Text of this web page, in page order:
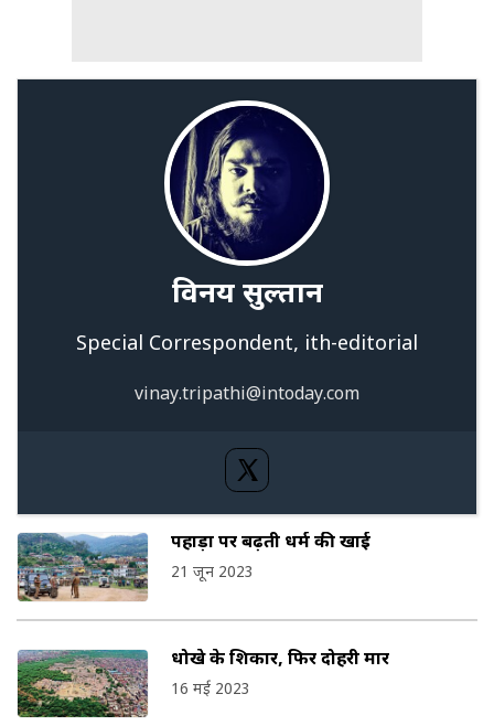
विनय सुल्तान
Special Correspondent, ith-editorial
vinay.tripathi@intoday.com
पहाड़ों पर बढ़ती धर्म की खाई
21 जून 2023
धोखे के शिकार, फिर दोहरी मार
16 मई 2023